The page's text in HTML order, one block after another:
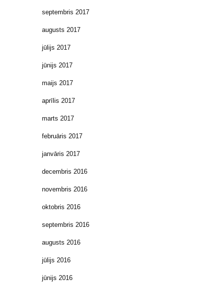
septembris 2017
augusts 2017
jūlijs 2017
jūnijs 2017
maijs 2017
aprīlis 2017
marts 2017
februāris 2017
janvāris 2017
decembris 2016
novembris 2016
oktobris 2016
septembris 2016
augusts 2016
jūlijs 2016
jūnijs 2016